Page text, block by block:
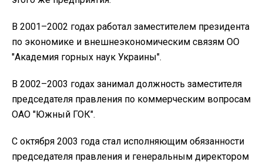
В 2001–2002 годах работал заместителем президента
по экономике и внешнеэкономическим связям ОО
"Академия горных наук Украины".
В 2002–2003 годах занимал должность заместителя
председателя правления по коммерческим вопросам
ОАО "Южный ГОК".
С октября 2003 года стал исполняющим обязанности
председателя правления и генеральным директором